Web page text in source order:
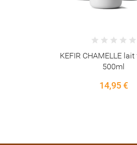
ACQUA PANNA
verreconsigné
2,00 €